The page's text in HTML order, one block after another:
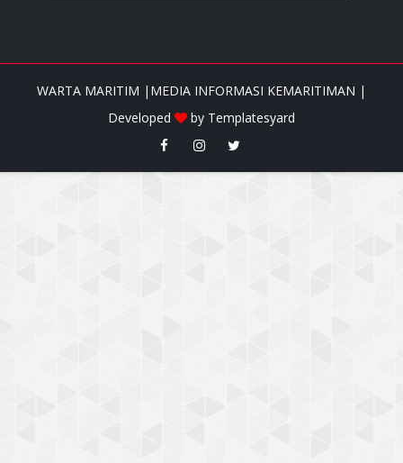
WARTA MARITIM |MEDIA INFORMASI KEMARITIMAN |
Developed
by Templatesyard